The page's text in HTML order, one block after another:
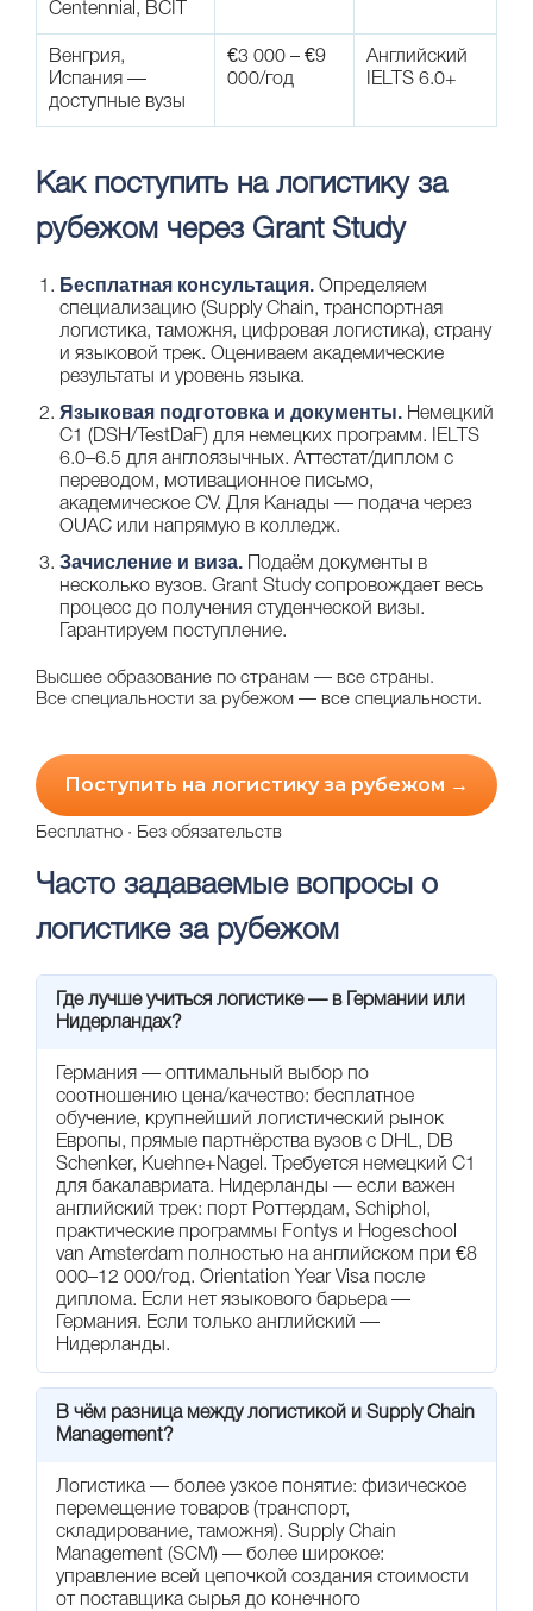
Centennial, BCIT
Венгрия,
Испания —
доступные вузы
€3 000 – €9
000/год
Английский
IELTS 6.0+
Как поступить на логистику за
рубежом через Grant Study
Бесплатная консультация. Определяем
специализацию (Supply Chain, транспортная
логистика, таможня, цифровая логистика), страну
и языковой трек. Оцениваем академические
результаты и уровень языка.
Языковая подготовка и документы. Немецкий
C1 (DSH/TestDaF) для немецких программ. IELTS
6.0–6.5 для англоязычных. Аттестат/диплом с
переводом, мотивационное письмо,
академическое CV. Для Канады — подача через
OUAC или напрямую в колледж.
Зачисление и виза. Подаём документы в
несколько вузов. Grant Study сопровождает весь
процесс до получения студенческой визы.
Гарантируем поступление.
Высшее образование по странам — все страны.
Все специальности за рубежом — все специальности.
Поступить на логистику за рубежом →
Бесплатно · Без обязательств
Часто задаваемые вопросы о
логистике за рубежом
Где лучше учиться логистике — в Германии или
Нидерландах?
Германия — оптимальный выбор по
соотношению цена/качество: бесплатное
обучение, крупнейший логистический рынок
Европы, прямые партнёрства вузов с DHL, DB
Schenker, Kuehne+Nagel. Требуется немецкий C1
для бакалавриата. Нидерланды — если важен
английский трек: порт Роттердам, Schiphol,
практические программы Fontys и Hogeschool
van Amsterdam полностью на английском при €8
000–12 000/год. Orientation Year Visa после
диплома. Если нет языкового барьера —
Германия. Если только английский —
Нидерланды.
В чём разница между логистикой и Supply Chain
Management?
Логистика — более узкое понятие: физическое
перемещение товаров (транспорт,
складирование, таможня). Supply Chain
Management (SCM) — более широкое:
управление всей цепочкой создания стоимости
от поставщика сырья до конечного